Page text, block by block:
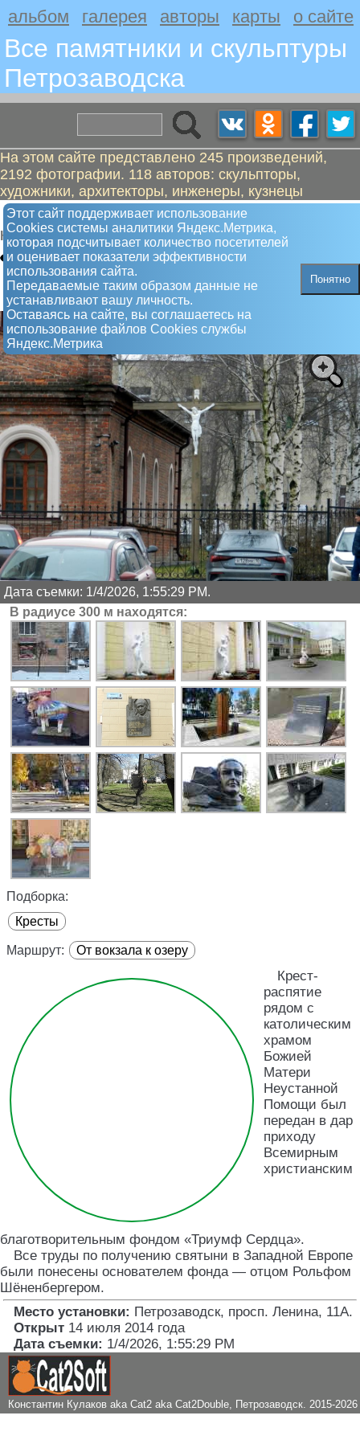
альбом галерея авторы карты о сайте
Все памятники и скульптуры
Петрозаводскa
На этом сайте представлено 245 произведений,
2192 фотографии. 118 авторов: скульпторы,
художники, архитекторы, инженеры, кузнецы
Этот сайт поддерживает использование
Сookies системы аналитики Яндекс.Метрика,
которая подсчитывает количество посетителей
и оценивает показатели эффективности
использования сайта.
Передаваемые таким образом данные не
устанавливают вашу личность.
Оставаясь на сайте, вы соглашаетесь на
использование файлов Сookies службы
Яндекс.Метрика
Понятно
Распятие у католического храма
Крест
Дата съемки: 1/4/2026, 1:55:29 PM.
В радиусе 300 м находятся:
Подборка:
Кресты
Маршрут: От вокзала к озеру
Крест-
распятие
рядом с
католическим
храмом
Божией
Матери
Неустанной
Помощи был
передан в дар
приходу
Всемирным
христианским
благотворительным фондом «Триумф Сердца».
Все труды по получению святыни в Западной Европе
были понесены основателем фонда — отцом Рольфом
Шёненбергером.
Место установки: Петрозаводск, просп. Ленина, 11А.
Открыт 14 июля 2014 года
Дата съемки: 1/4/2026, 1:55:29 PM
Константин Кулаков aka Cat2 aka Cat2Double, Петрозаводск. 2015-2026